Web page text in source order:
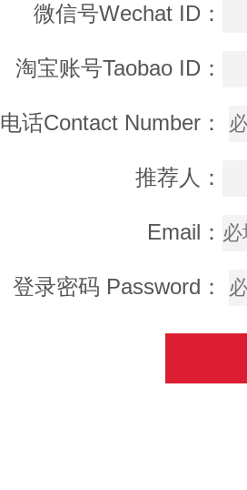
微信号Wechat ID：
淘宝账号Taobao ID：
电话Contact Number：
推荐人：
Email：
登录密码 Password：